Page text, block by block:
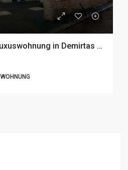
Neubau 2 Zimmer-Luxuswohnung in Demirtas Alanya zu Schnäppchenpreis
WOHNUNG